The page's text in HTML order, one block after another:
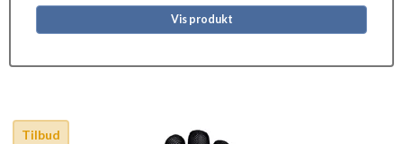
Vis produkt
Tilbud